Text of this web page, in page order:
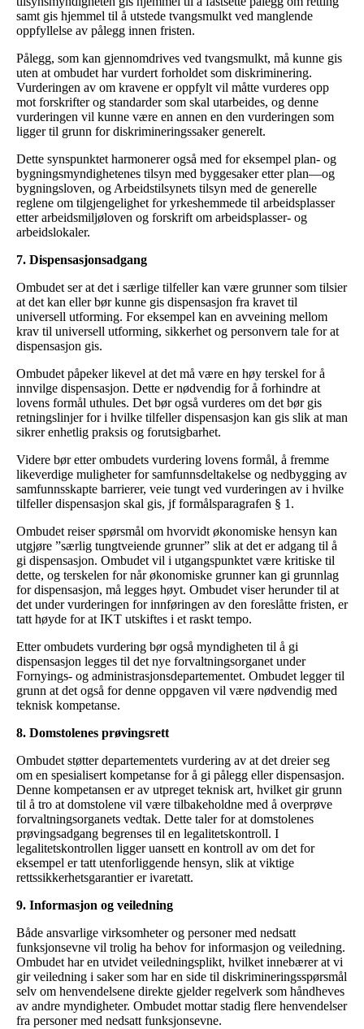
samt gis hjemmel til å utstede tvangsmulkt ved manglende
oppfyllelse av pålegg innen fristen.
Pålegg, som kan gjennomdrives ved tvangsmulkt, må kunne gis
uten at ombudet har vurdert forholdet som diskriminering.
Vurderingen av om kravene er oppfylt vil måtte vurderes opp
mot forskrifter og standarder som skal utarbeides, og denne
vurderingen vil kunne være en annen en den vurderingen som
ligger til grunn for diskrimineringssaker generelt.
Dette synspunktet harmonerer også med for eksempel plan- og
bygningsmyndighetenes tilsyn med byggesaker etter plan—og
bygningsloven, og Arbeidstilsynets tilsyn med de generelle
reglene om tilgjengelighet for yrkeshemmede til arbeidsplasser
etter arbeidsmiljøloven og forskrift om arbeidsplasser- og
arbeidslokaler.
7. Dispensasjonsadgang
Ombudet ser at det i særlige tilfeller kan være grunner som tilsier
at det kan eller bør kunne gis dispensasjon fra kravet til
universell utforming. For eksempel kan en avveining mellom
krav til universell utforming, sikkerhet og personvern tale for at
dispensasjon gis.
Ombudet påpeker likevel at det må være en høy terskel for å
innvilge dispensasjon. Dette er nødvendig for å forhindre at
lovens formål uthules. Det bør også vurderes om det bør gis
retningslinjer for i hvilke tilfeller dispensasjon kan gis slik at man
sikrer enhetlig praksis og forutsigbarhet.
Videre bør etter ombudets vurdering lovens formål, å fremme
likeverdige muligheter for samfunnsdeltakelse og nedbygging av
samfunnsskapte barrierer, veie tungt ved vurderingen av i hvilke
tilfeller dispensasjon skal gis, jf formålsparagrafen § 1.
Ombudet reiser spørsmål om hvorvidt økonomiske hensyn kan
utgjøre ”særlig tungtveiende grunner” slik at det er adgang til å
gi dispensasjon. Ombudet vil i utgangspunktet være kritiske til
dette, og terskelen for når økonomiske grunner kan gi grunnlag
for dispensasjon, må legges høyt. Ombudet viser herunder til at
det under vurderingen for innføringen av den foreslåtte fristen, er
tatt høyde for at IKT utskiftes i et raskt tempo.
Etter ombudets vurdering bør også myndigheten til å gi
dispensasjon legges til det nye forvaltningsorganet under
Fornyings- og administrasjonsdepartementet. Ombudet legger til
grunn at det også for denne oppgaven vil være nødvendig med
teknisk kompetanse.
8. Domstolenes prøvingsrett
Ombudet støtter departementets vurdering av at det dreier seg
om en spesialisert kompetanse for å gi pålegg eller dispensasjon.
Denne kompetansen er av utpreget teknisk art, hvilket gir grunn
til å tro at domstolene vil være tilbakeholdne med å overprøve
forvaltningsorganets vedtak. Dette taler for at domstolenes
prøvingsadgang begrenses til en legalitetskontroll. I
legalitetskontrollen ligger uansett en kontroll av om det for
eksempel er tatt utenforliggende hensyn, slik at viktige
rettssikkerhetsgarantier er ivaretatt.
9. Informasjon og veiledning
Både ansvarlige virksomheter og personer med nedsatt
funksjonsevne vil trolig ha behov for informasjon og veiledning.
Ombudet har en utvidet veiledningsplikt, hvilket innebærer at vi
gir veiledning i saker som har en side til diskrimineringsspørsmål
selv om henvendelsene direkte gjelder regelverk som håndheves
av andre myndigheter. Ombudet mottar stadig flere henvendelser
fra personer med nedsatt funksjonsevne.